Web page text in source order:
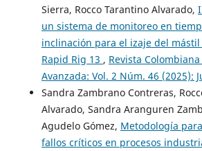
Sierra, Rocco Tarantino Alvarado,
un sistema de monitoreo en
inclinación para el izaje del
Rapid Rig 13 , Revista
Avanzada: Vol. 2 Núm. 46 (2025):
Sandra Zambrano Contreras,
Alvarado, Sandra Aranguren
Agudelo Gómez, Metodología
fallos críticos en procesos